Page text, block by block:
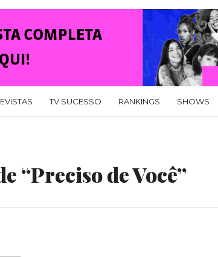
TV SUCESSO RANKINGS SHOWS
“Preciso de Você”